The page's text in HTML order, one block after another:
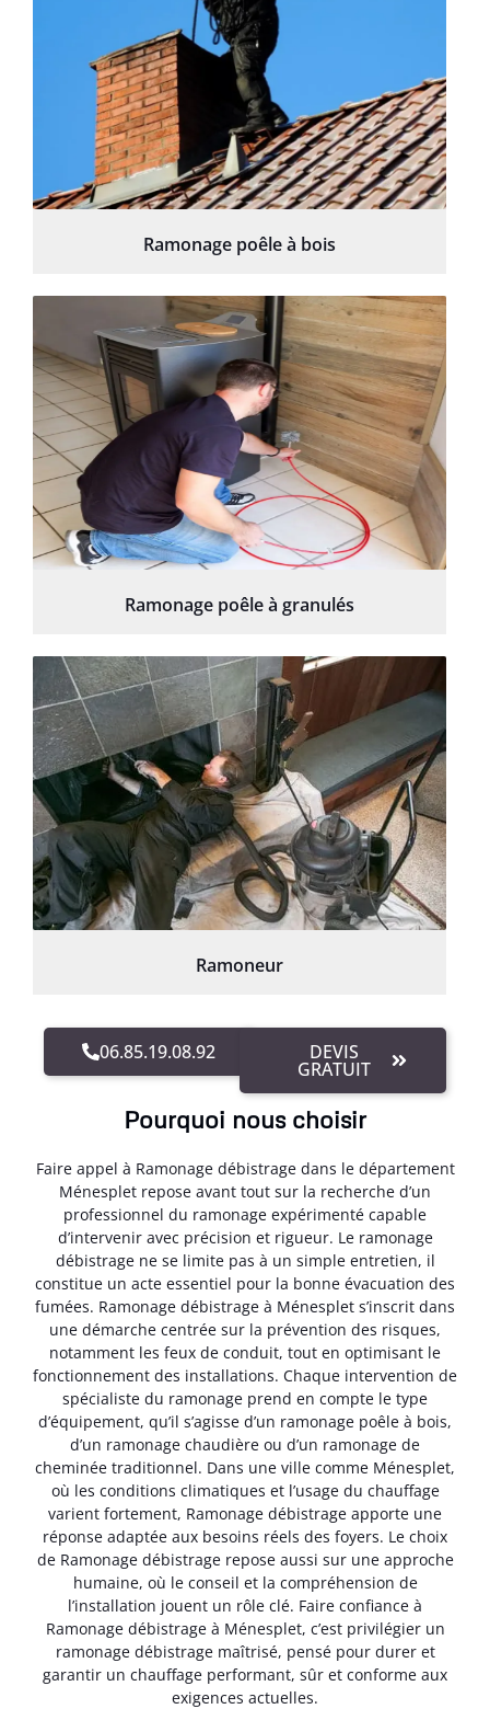
Ramonage poêle à bois
Ramonage poêle à granulés
Ramoneur
06.85.19.08.92 DEVIS
GRATUIT
Pourquoi nous choisir
Faire appel à Ramonage débistrage dans le département
Ménesplet repose avant tout sur la recherche d’un
professionnel du ramonage expérimenté capable
d’intervenir avec précision et rigueur. Le ramonage
débistrage ne se limite pas à un simple entretien, il
constitue un acte essentiel pour la bonne évacuation des
fumées. Ramonage débistrage à Ménesplet s’inscrit dans
une démarche centrée sur la prévention des risques,
notamment les feux de conduit, tout en optimisant le
fonctionnement des installations. Chaque intervention de
spécialiste du ramonage prend en compte le type
d’équipement, qu’il s’agisse d’un ramonage poêle à bois,
d’un ramonage chaudière ou d’un ramonage de
cheminée traditionnel. Dans une ville comme Ménesplet,
où les conditions climatiques et l’usage du chauffage
varient fortement, Ramonage débistrage apporte une
réponse adaptée aux besoins réels des foyers. Le choix
de Ramonage débistrage repose aussi sur une approche
humaine, où le conseil et la compréhension de
l’installation jouent un rôle clé. Faire confiance à
Ramonage débistrage à Ménesplet, c’est privilégier un
ramonage débistrage maîtrisé, pensé pour durer et
garantir un chauffage performant, sûr et conforme aux
exigences actuelles.